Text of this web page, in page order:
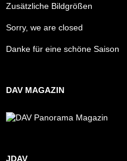
Zusätzliche Bildgrößen
Sorry, we are closed
Danke für eine schöne Saison
DAV MAGAZIN
JDAV